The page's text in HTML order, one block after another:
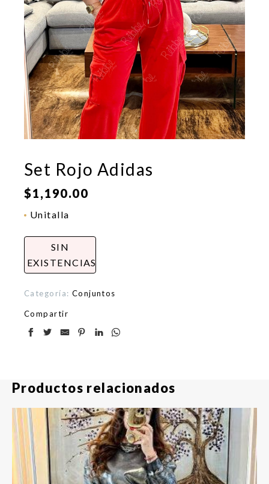
Set Rojo Adidas
$1,190.00
Unitalla
SIN
EXISTENCIAS
Categoría: Conjuntos
Compartir
Productos relacionados